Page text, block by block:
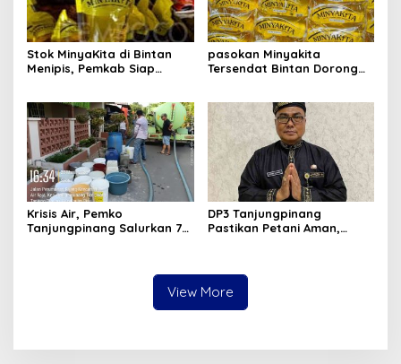
Stok MinyaKita di Bintan
Menipis, Pemkab Siap
pasokan Minyakita
Tersendat Bintan Dorong
Krisis Air, Pemko
Tanjungpinang Salurkan 75
DP3 Tanjungpinang
Pastikan Petani Aman,
View More